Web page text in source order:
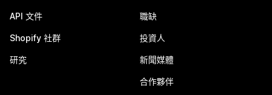
API 文件
Shopify 社群
研究
職缺
投資人
新聞媒體
合作夥伴